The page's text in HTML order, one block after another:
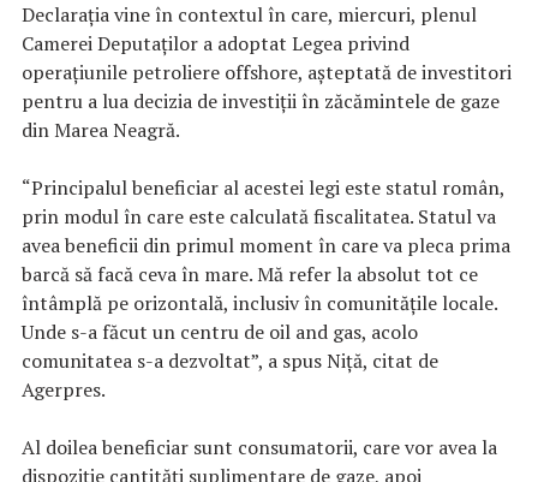
Declaraţia vine în contextul în care, miercuri, plenul
Camerei Deputaţilor a adoptat Legea privind
operaţiunile petroliere offshore, aşteptată de investitori
pentru a lua decizia de investiţii în zăcămintele de gaze
din Marea Neagră.
“Principalul beneficiar al acestei legi este statul român,
prin modul în care este calculată fiscalitatea. Statul va
avea beneficii din primul moment în care va pleca prima
barcă să facă ceva în mare. Mă refer la absolut tot ce
întâmplă pe orizontală, inclusiv în comunităţile locale.
Unde s-a făcut un centru de oil and gas, acolo
comunitatea s-a dezvoltat”, a spus Niţă, citat de
Agerpres.
Al doilea beneficiar sunt consumatorii, care vor avea la
dispoziţie cantităţi suplimentare de gaze, apoi